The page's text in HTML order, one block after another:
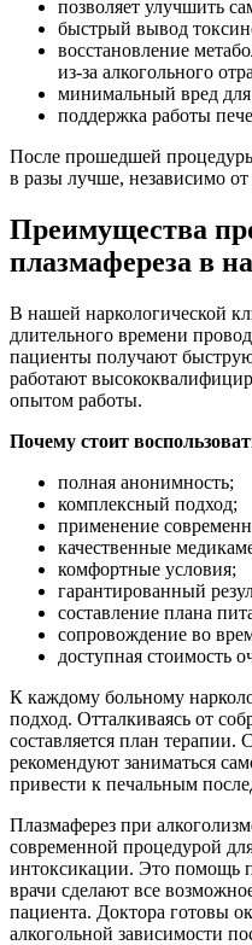
позволяет улучшить
быстрый вывод
восстановление
из-за алкогольного
минимальный вред для
поддержка работы
После прошедшей процедуры
в разы лучше, независимо от
Преимущества
плазмафереза в
В нашей наркологической
длительного времени
пациенты получают
работают
опытом работы.
Почему стоит
полная анонимность;
комплексный подход;
применение
качественные
комфортные условия;
гарантированный
составление плана
сопровождение во
доступная стоимость
К каждому больному
подход. Отталкиваясь от
составляется план терапии.
рекомендуют заниматься
привести к печальным
Плазмаферез при
современной процедурой
интоксикации. Это помощь
врачи сделают все
пациента. Доктора готовы
алкогольной зависимости